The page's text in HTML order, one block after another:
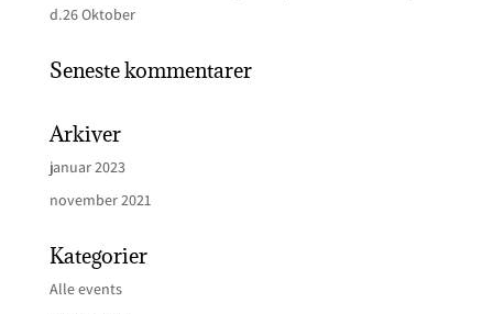
d.26 Oktober
Seneste kommentarer
Arkiver
januar 2023
november 2021
Kategorier
Alle events